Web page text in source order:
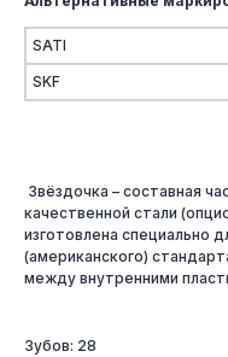
SATI
SKF
Звёздочка – составная
качественной стали
изготовлена специально
(американского)
между внутренними
Зубов: 28